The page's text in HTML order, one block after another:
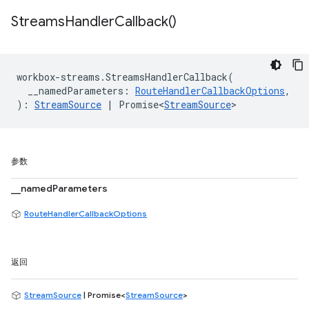
StreamsHandlerCallback()
workbox-streams .StreamsHandlerCallback(
__namedParameters : RouteHandlerCallbackOptions,
) : StreamSource | Promise<StreamSource>
参数
__namedParameters
RouteHandlerCallbackOptions
返回
StreamSource | Promise<StreamSource>